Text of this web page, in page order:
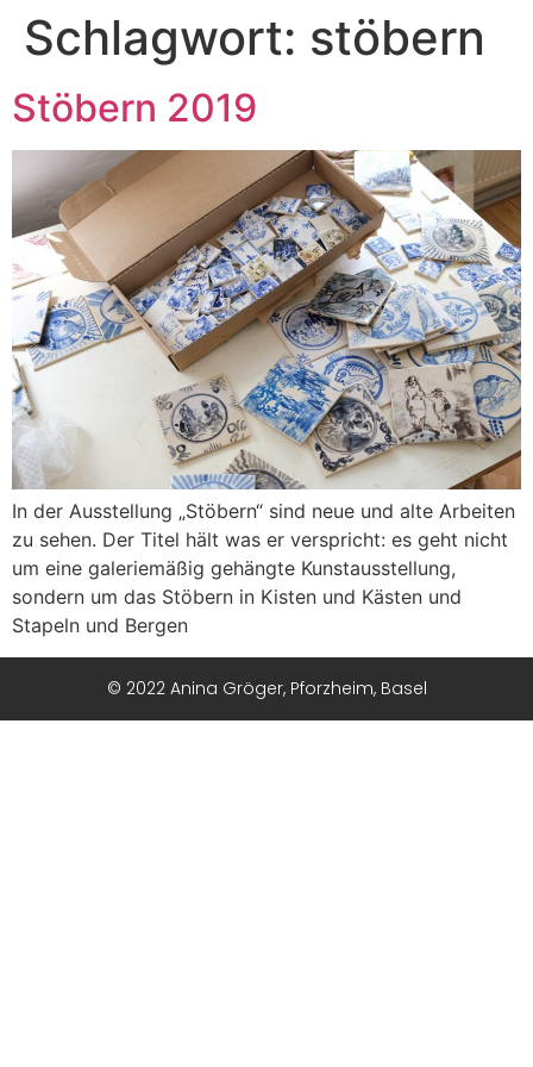
Schlagwort: stöbern
Stöbern 2019
In der Ausstellung „Stöbern“ sind neue und alte Arbeiten
zu sehen. Der Titel hält was er verspricht: es geht nicht
um eine galeriemäßig gehängte Kunstausstellung,
sondern um das Stöbern in Kisten und Kästen und
Stapeln und Bergen
© 2022 Anina Gröger, Pforzheim, Basel